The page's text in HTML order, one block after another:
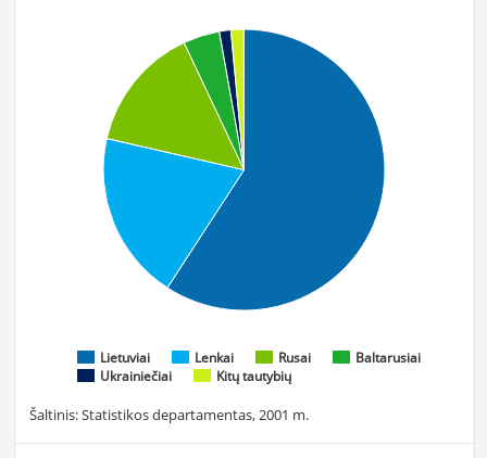
Lietuviai Lenkai Rusai
Baltarusiai
Ukrainiečiai
Kitų tautybių
Šaltinis: Statistikos departamentas, 2001 m.